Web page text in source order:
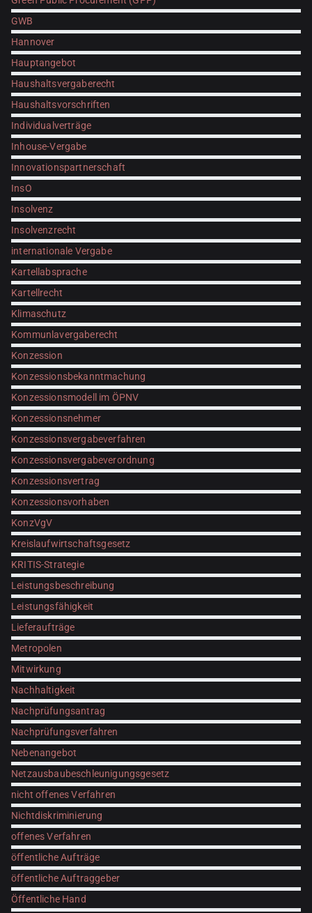
GWB
Hannover
Hauptangebot
Haushaltsvergaberecht
Haushaltsvorschriften
Individualverträge
Inhouse-Vergabe
Innovationspartnerschaft
InsO
Insolvenz
Insolvenzrecht
internationale Vergabe
Kartellabsprache
Kartellrecht
Klimaschutz
Kommunlavergaberecht
Konzession
Konzessionsbekanntmachung
Konzessionsmodell im ÖPNV
Konzessionsnehmer
Konzessionsvergabeverfahren
Konzessionsvergabeverordnung
Konzessionsvertrag
Konzessionsvorhaben
KonzVgV
Kreislaufwirtschaftsgesetz
KRITIS-Strategie
Leistungsbeschreibung
Leistungsfähigkeit
Lieferaufträge
Metropolen
Mitwirkung
Nachhaltigkeit
Nachprüfungsantrag
Nachprüfungsverfahren
Nebenangebot
Netzausbaubeschleunigungsgesetz
nicht offenes Verfahren
Nichtdiskriminierung
offenes Verfahren
öffentliche Aufträge
öffentliche Auftraggeber
Öffentliche Hand